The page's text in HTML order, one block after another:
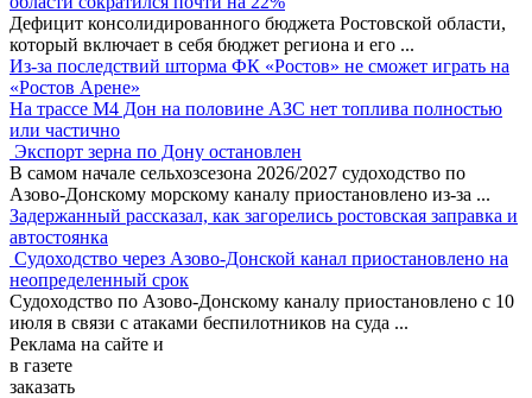
Дефицит консолидированного бюджета Ростовской области,
который включает в себя бюджет региона и его ...
Из-за последствий шторма ФК «Ростов» не сможет играть на
«Ростов Арене»
На трассе М4 Дон на половине АЗС нет топлива полностью
или частично
Экспорт зерна по Дону остановлен
В самом начале сельхозсезона 2026/2027 судоходство по
Азово-Донскому морскому каналу приостановлено из-за ...
Задержанный рассказал, как загорелись ростовская заправка и
автостоянка
Судоходство через Азово-Донской канал приостановлено на
неопределенный срок
Судоходство по Азово-Донскому каналу приостановлено с 10
июля в связи с атаками беспилотников на суда ...
Реклама на сайте и
в газете
заказать